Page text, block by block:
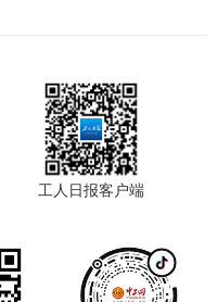
工人日报客户端